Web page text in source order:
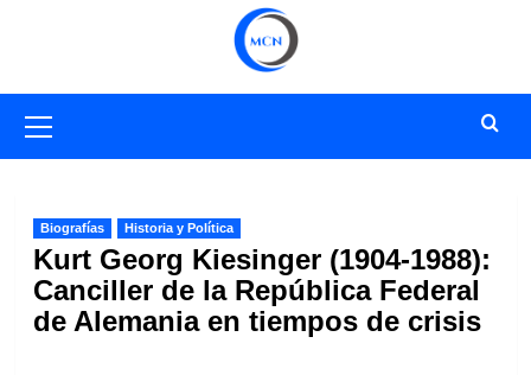
primario
Biografías Historia y Política
Kurt Georg Kiesinger (1904-1988):
Canciller de la República Federal
de Alemania en tiempos de crisis